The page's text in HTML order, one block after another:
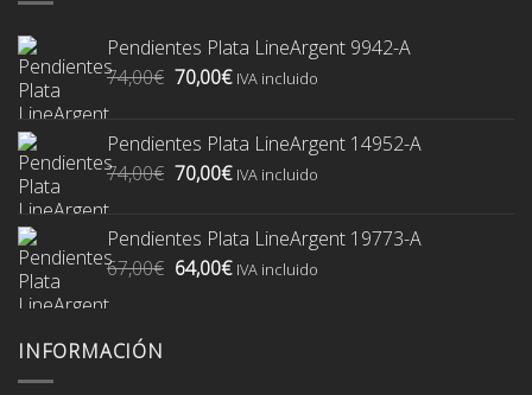
Pendientes Plata LineArgent 9942-A
74,00€ El
era:
74,00€.
70,00€El
es:
70,00€.
IVA incluido
Pendientes Plata LineArgent 14952-A
74,00€ El
era:
74,00€.
70,00€El
es:
70,00€.
IVA incluido
Pendientes Plata LineArgent 19773-A
67,00€ El
64,00€ElIVA incluido
INFORMACIÓN